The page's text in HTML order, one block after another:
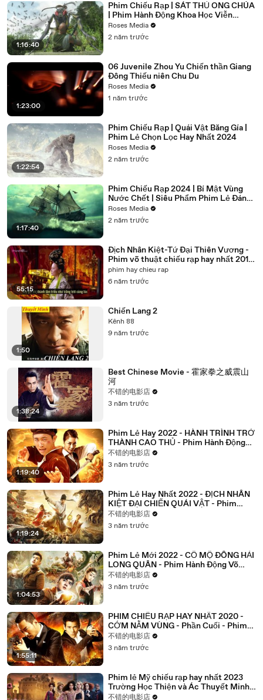
1:16:40
Phim Chiếu Rạp | SÁT THỦ ONG CHÚA
| Phim Hành Động Khoa Học Viễn
Tưởng Hay Nhất 2024
Roses Media
2 năm trước
1:23:00
06 Juvenile Zhou Yu Chiến thần Giang
Đông Thiếu niên Chu Du
Roses Media
1 năm trước
1:22:54
Phim Chiếu Rạp | Quái Vật Băng Gía |
Phim Lẻ Chọn Lọc Hay Nhất 2024
Roses Media
2 năm trước
1:17:40
Phim Chiếu Rạp 2024 | Bí Mật Vùng
Nước Chết | Siêu Phẩm Phim Lẻ Đáng
Xem Nhất Mọi Thời Đại
Roses Media
2 năm trước
55:15
Địch Nhân Kiệt-Tứ Đại Thiên Vương -
Phim võ thuật chiếu rạp hay nhất 2018
part 1
phim hay chieu rap
6 năm trước
1:50
Chiến Lang 2
Kênh 88
9 năm trước
1:38:24
Best Chinese Movie - 霍家拳之威震山
河
不错的电影店
3 năm trước
1:19:40
Phim Lẻ Hay 2022 - HÀNH TRÌNH TRỞ
THÀNH CAO THỦ - Phim Hành Động
Võ Thuật Siêu Anh Hùng
不错的电影店
3 năm trước
1:19:24
Phim Lẻ Hay Nhất 2022 - ĐỊCH NHÂN
KIỆT ĐẠI CHIẾN QUÁI VẬT - Phim
Hành Động Võ Thuật Cổ Trang
不错的电影店
3 năm trước
1:04:53
Phim Lẻ Mới 2022 - CỔ MỘ ĐÔNG HẢI
LONG QUÂN - Phim Hành Động Võ
Thuật Hay Nhất 2022
不错的电影店
3 năm trước
1:55:11
PHIM CHIẾU RẠP HAY NHẤT 2020 -
CỚM NẰM VÙNG - Phần Cuối - Phim
Hành Động Võ Thuật Kinh Điển
不错的电影店
3 năm trước
Phim lẻ Mỹ chiếu rạp hay nhất 2023
Trường Học Thiện và Ác Thuyết Minh -
Vietsub Full HD
不错的电影店